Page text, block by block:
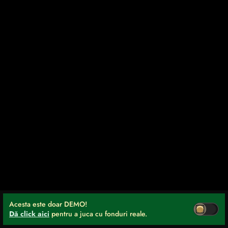
Acesta este doar DEMO!
Dă click aici pentru a juca cu fonduri reale.